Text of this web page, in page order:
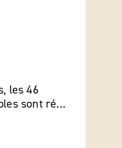
les 46
sont ré...